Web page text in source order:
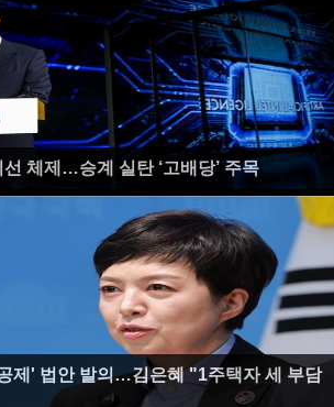
선 체제…승계 실탄 ‘고배당’ 주목
제' 법안 발의…김은혜 "1주택자 세 부담